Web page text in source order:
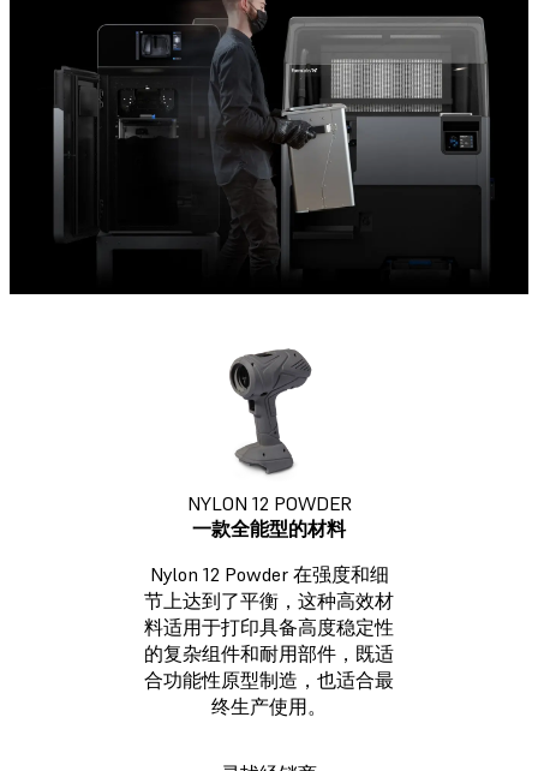
NYLON 12 POWDER
一款全能型的材料
Nylon 12 Powder 在强度和细
节上达到了平衡，这种高效材
料适用于打印具备高度稳定性
的复杂组件和耐用部件，既适
合功能性原型制造，也适合最
终生产使用。